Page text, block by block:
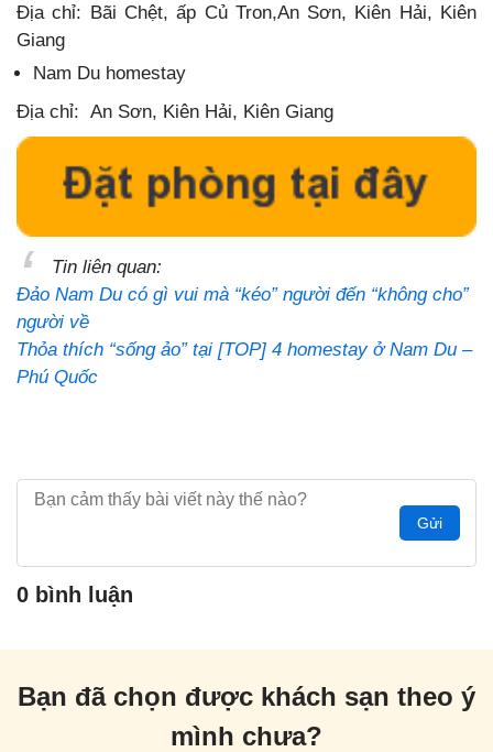
Địa chỉ: Bãi Chệt, ấp Củ Tron,An Sơn, Kiên Hải, Kiên
Giang
Nam Du homestay
Địa chỉ: An Sơn, Kiên Hải, Kiên Giang
Tin liên quan:
Đảo Nam Du có gì vui mà “kéo” người đến “không cho”
người về
Thỏa thích “sống ảo” tại [TOP] 4 homestay ở Nam Du –
Phú Quốc
Gửi
0 bình luận
Bạn đã chọn được khách sạn theo ý
mình chưa?